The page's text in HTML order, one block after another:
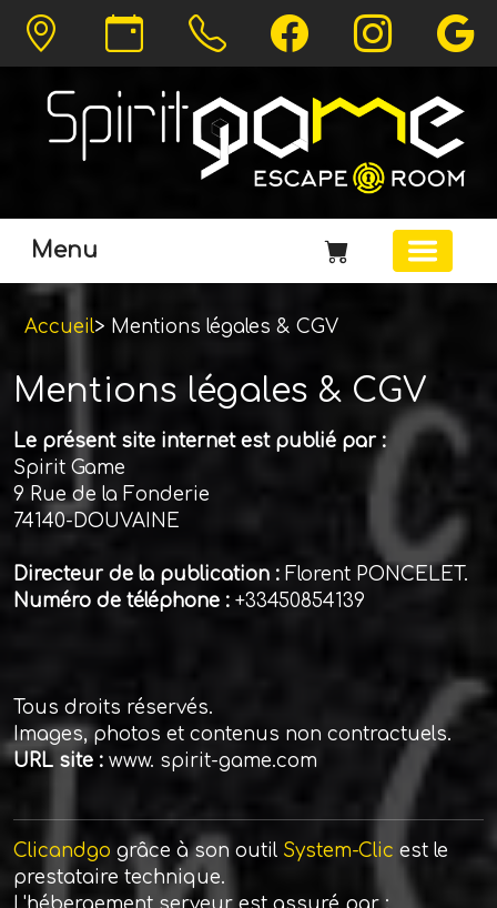
Menu
Accueil> Mentions légales & CGV
Mentions légales & CGV
Le présent site internet est publié par :
Spirit Game
9 Rue de la Fonderie
74140-DOUVAINE
Directeur de la publication : Florent PONCELET.
Numéro de téléphone : +33450854139
Tous droits réservés.
Images, photos et contenus non contractuels.
URL site : www. spirit-game.com
Clicandgo grâce à son outil System-Clic est le
prestataire technique.